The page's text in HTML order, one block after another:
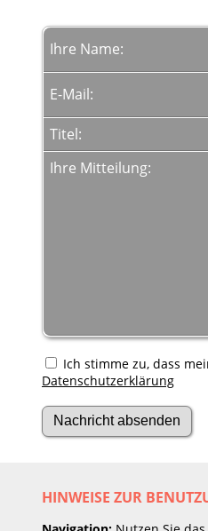
Ihre Name:
E-Mail:
Titel:
Ihre Mitteilung:
Ich stimme zu, dass
Datenschutzerklärung
HINWEISE ZUR